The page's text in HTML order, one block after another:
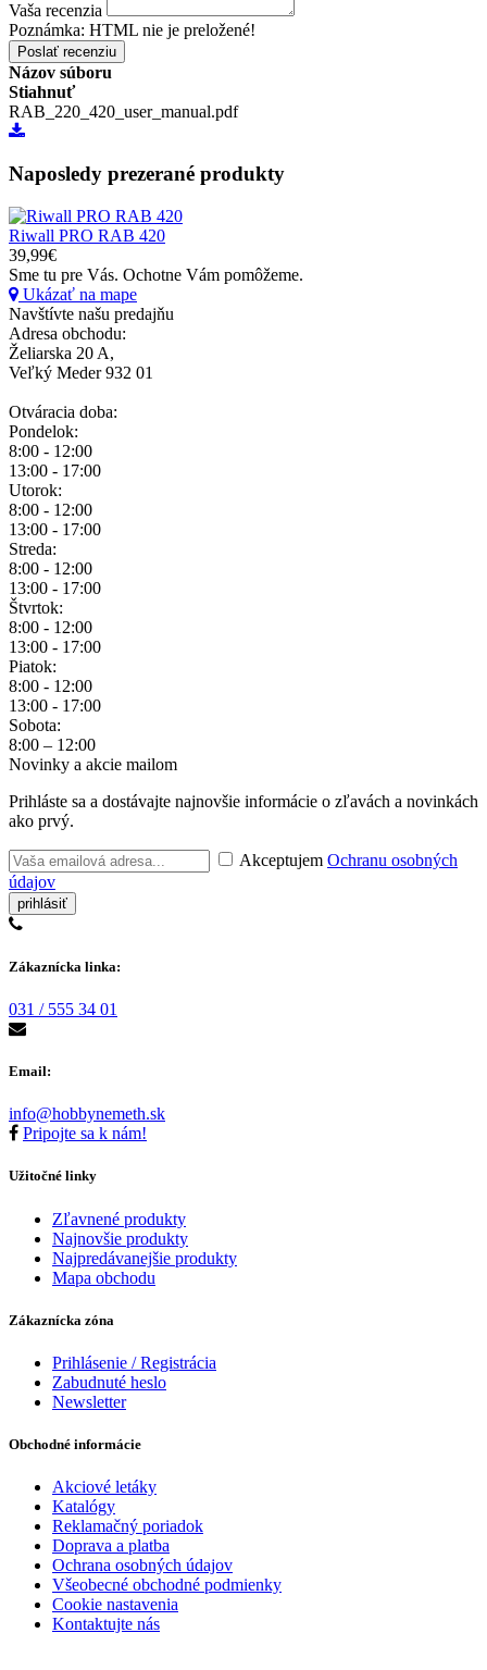
Vaša recenzia
Poznámka: HTML nie je preložené!
Poslať recenziu
Názov súboru
Stiahnuť
RAB_220_420_user_manual.pdf
Naposledy prezerané produkty
Riwall PRO RAB 420
39,99€
Sme tu pre Vás. Ochotne Vám pomôžeme.
Ukázať na mape
Navštívte našu predajňu
Adresa obchodu:
Želiarska 20 A,
Veľký Meder 932 01
Otváracia doba:
Pondelok:
8:00 - 12:00
13:00 - 17:00
Utorok:
8:00 - 12:00
13:00 - 17:00
Streda:
8:00 - 12:00
13:00 - 17:00
Štvrtok:
8:00 - 12:00
13:00 - 17:00
Piatok:
8:00 - 12:00
13:00 - 17:00
Sobota:
8:00 – 12:00
Novinky a akcie mailom
Prihláste sa a dostávajte najnovšie informácie o zľavách a novinkách
ako prvý.
Akceptujem Ochranu osobných
údajov
Zákaznícka linka:
031 / 555 34 01
Email:
info@hobbynemeth.sk
Pripojte sa k nám!
Užitočné linky
Zľavnené produkty
Najnovšie produkty
Najpredávanejšie produkty
Mapa obchodu
Zákaznícka zóna
Prihlásenie / Registrácia
Zabudnuté heslo
Newsletter
Obchodné informácie
Akciové letáky
Katalógy
Reklamačný poriadok
Doprava a platba
Ochrana osobných údajov
Všeobecné obchodné podmienky
Cookie nastavenia
Kontaktujte nás